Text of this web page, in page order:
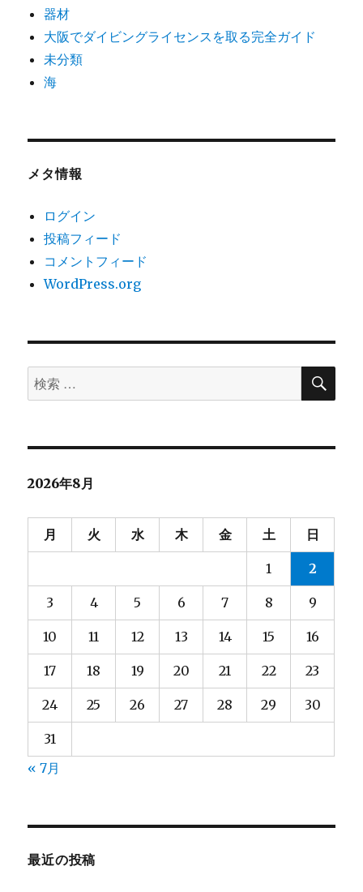
器材
大阪でダイビングライセンスを取る完全ガイド
未分類
海
メタ情報
ログイン
投稿フィード
コメントフィード
WordPress.org
検
索
象:
検
2026年8月
月 火 水 木 金 土 日
1 2
3 4 5 6 7 8 9
10 11 12 13 14 15 16
17 18 19 20 21 22 23
24 25 26 27 28 29 30
31
« 7月
最近の投稿